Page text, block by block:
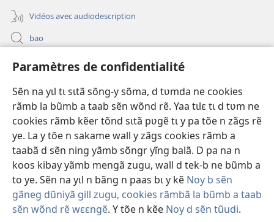
Paramètres de confidentialité
Sẽn na yɩl tɩ sɩtã sõng-y sõma, d tʋmda ne cookies
rãmb la bũmb a taab sẽn wõnd rẽ. Yaa tɩlɛ tɩ d tʋm ne
cookies rãmb kẽer tõnd sɩtã pʋgẽ tɩ y pa tõe n zãgs rẽ
ye. La y tõe n sakame wall y zãgs cookies rãmb a
taabã d sẽn ning yãmb sõngr yĩng balã. D pa na n
koos kibay yãmb mengã zugu, wall d tek-b ne bũmb a
to ye. Sẽn na yɩl n bãng n paas bɩ y kẽ Noy b sẽn
gãneg dũniyã gill zugu, cookies rãmbã la bũmb a taab
sẽn wõnd rẽ wɛɛngẽ. Y tõe n kẽe Noy d sẽn tũudi.
Vidéos avec audiodescription
bao
Kũuni
(ouvre
une
nouvelle
fenêtre)
Watchtower SƐB VAEESG ZĨIGA™
(ouvre
une
nouvelle
fenêtre)
JW Hub ®
(ouvre
une
nouvelle
fenêtre)
Copyright© 2026 Watch Tower Bible and Tract Society of Pennsylvania.
Y SẼN SEGD N SAKE| NOY D SẼN TŨUDI|PARAMÈTRES DE
CONFIDENTIALITÉ